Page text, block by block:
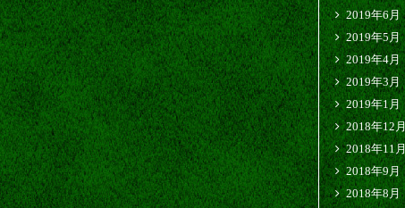
2019年6月
2019年5月
2019年4月
2019年3月
2019年1月
2018年12
2018年11
2018年9月
2018年8月